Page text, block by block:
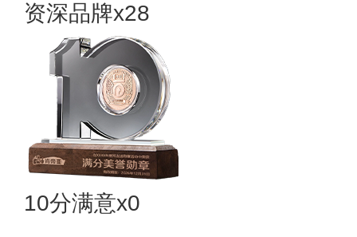
资深品牌x28
10分满意x0